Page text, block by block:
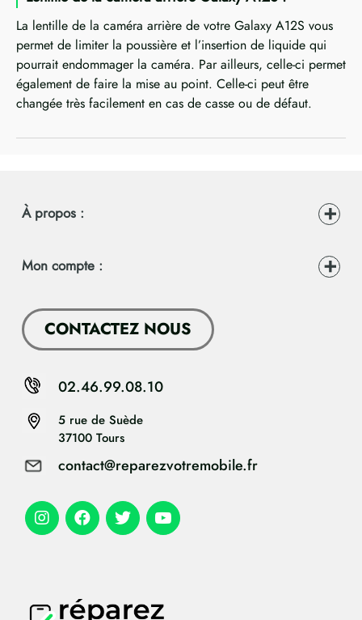
La lentille de la caméra arrière de votre Galaxy A12S vous
permet de limiter la poussière et l’insertion de liquide qui
pourrait endommager la caméra. Par ailleurs, celle-ci permet
également de faire la mise au point. Celle-ci peut être
changée très facilement en cas de casse ou de défaut.
À propos :
Mon compte :
CONTACTEZ NOUS
5 rue de Suède
37100 Tours
contact@reparezvotremobile.fr
02.46.99.08.10